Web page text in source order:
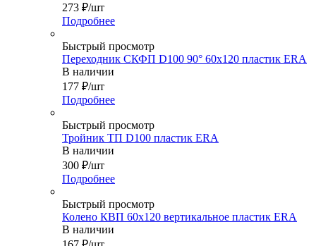
273 ₽/шт
Подробнее
Быстрый просмотр
Переходник СКФП D100 90° 60х120 пластик ERA
В наличии
177 ₽/шт
Подробнее
Быстрый просмотр
Тройник ТП D100 пластик ERA
В наличии
300 ₽/шт
Подробнее
Быстрый просмотр
Колено КВП 60х120 вертикальное пластик ERA
В наличии